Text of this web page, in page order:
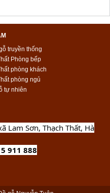
truyền thống
Phòng bếp
phòng khách
phòng ngủ
tự nhiên
Lam Sơn, Thạch Thất, Hà
911 888